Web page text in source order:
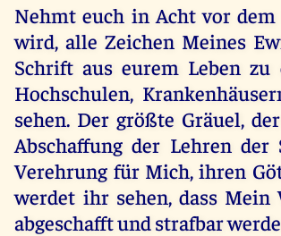
Nehmt euch in Acht vor
wird, alle Zeichen Meines
Schrift aus eurem Leben
Hochschulen,
sehen. Der größte Gräuel,
Abschaffung der Lehren
Verehrung für Mich, ihren
werdet ihr sehen, dass
abgeschafft und strafbar